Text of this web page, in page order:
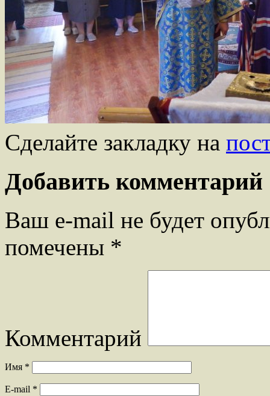
Сделайте закладку на
Добавить комментарий
Ваш e-mail не будет
помечены *
Комментарий
Имя *
E-mail *